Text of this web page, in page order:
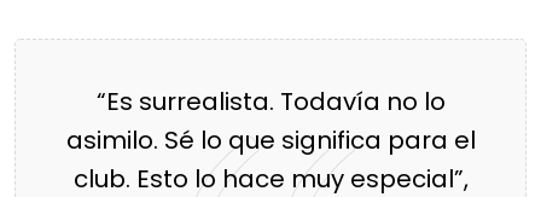
“Es surrealista. Todavía no lo
asimilo. Sé lo que significa para el
club. Esto lo hace muy especial”,